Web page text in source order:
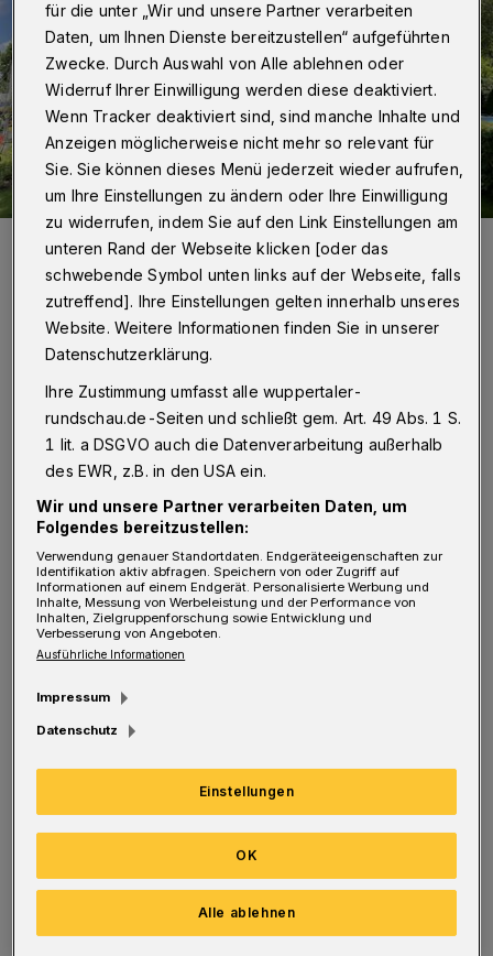
Versickerungsfähige Pflastersteine, neue Holzbänke, zwei
Sportgeräte sowie neuer Rasen, Blumen und Sträucher: So sieht
Wuppertals erster „Pocket Park“ in der Elberfelder Südstadt nach
Foto: Wuppertaler Rundschau/Tomas Cabanis
Von Tomas Cabanis
D ass der Umbau einer veralteten
Grünfläche in der Elberfelder Südstadt
zum ersten „Pocket Park“ Wuppertals derart
hohe Wellen schlagen würde, hätten die
Verantwortlichen wohl nie gedacht. Dabei
Bäume gepflanzt werden.
sich einige in der Nachbarschaft nicht
zufriedengeben. Bei der Vorstellung der Pläne
im vergangenen Sommer machten sie ihrem
für die unter „Wir und unsere Partner verarbeiten
Daten, um Ihnen Dienste bereitzustellen“ aufgeführten
Zwecke. Durch Auswahl von Alle ablehnen oder
Widerruf Ihrer Einwilligung werden diese deaktiviert.
Wenn Tracker deaktiviert sind, sind manche Inhalte und
Anzeigen möglicherweise nicht mehr so relevant für
Sie. Sie können dieses Menü jederzeit wieder aufrufen,
um Ihre Einstellungen zu ändern oder Ihre Einwilligung
zu widerrufen, indem Sie auf den Link Einstellungen am
unteren Rand der Webseite klicken [oder das
schwebende Symbol unten links auf der Webseite, falls
zutreffend]. Ihre Einstellungen gelten innerhalb unseres
Website. Weitere Informationen finden Sie in unserer
Datenschutzerklärung.
Ihre Zustimmung umfasst alle wuppertaler-
rundschau.de-Seiten und schließt gem. Art. 49 Abs. 1 S.
1 lit. a DSGVO auch die Datenverarbeitung außerhalb
des EWR, z.B. in den USA ein.
Wir und unsere Partner verarbeiten Daten, um
Folgendes bereitzustellen:
Verwendung genauer Standortdaten. Endgeräteeigenschaften zur
Identifikation aktiv abfragen. Speichern von oder Zugriff auf
Informationen auf einem Endgerät. Personalisierte Werbung und
Inhalte, Messung von Werbeleistung und der Performance von
Inhalten, Zielgruppenforschung sowie Entwicklung und
Verbesserung von Angeboten.
Ausführliche Informationen
Impressum
Datenschutz
Einstellungen
Alle ablehnen
OK